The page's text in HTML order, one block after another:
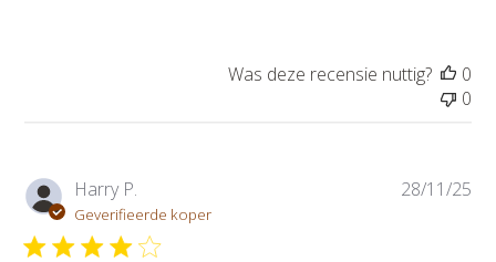
d
a
Was deze recensie nuttig?
0
0
Harry P.
Geverifieerde koper
P
28/11/25